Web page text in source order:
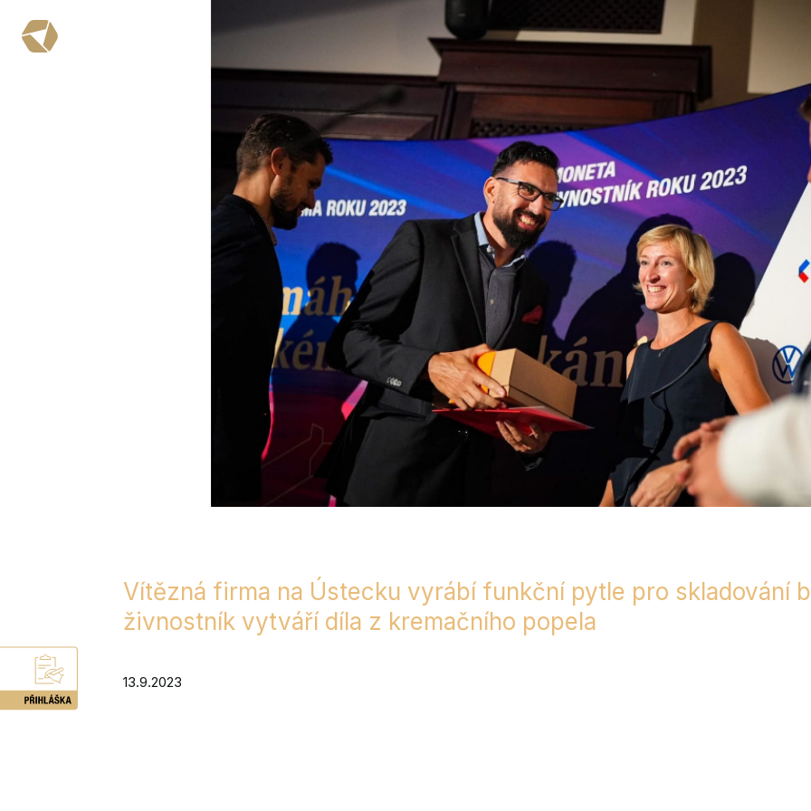
Vítězná firma na Ústecku vyrábí funkční pytle pro skladování
živnostník vytváří díla z kremačního popela
13.9.2023